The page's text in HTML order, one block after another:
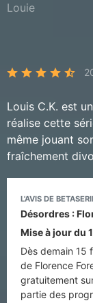
Louie
Louis C.K. est
réalise cette
même jouant
fraîchement
L'AVIS DE
Désordres :
Mise à jour du
Dès demain 15
de Florence
gratuitement
partie des